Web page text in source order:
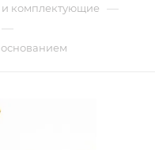
и комплектующие —
—
основанием